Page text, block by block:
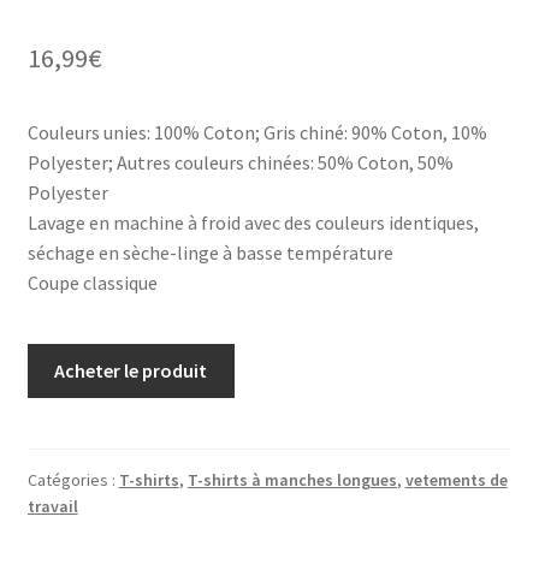
16,99€
Couleurs unies: 100% Coton; Gris chiné: 90% Coton, 10%
Polyester; Autres couleurs chinées: 50% Coton, 50%
Polyester
Lavage en machine à froid avec des couleurs identiques,
séchage en sèche-linge à basse température
Coupe classique
Acheter le produit
Catégories : T-shirts, T-shirts à manches longues, vetements de
travail